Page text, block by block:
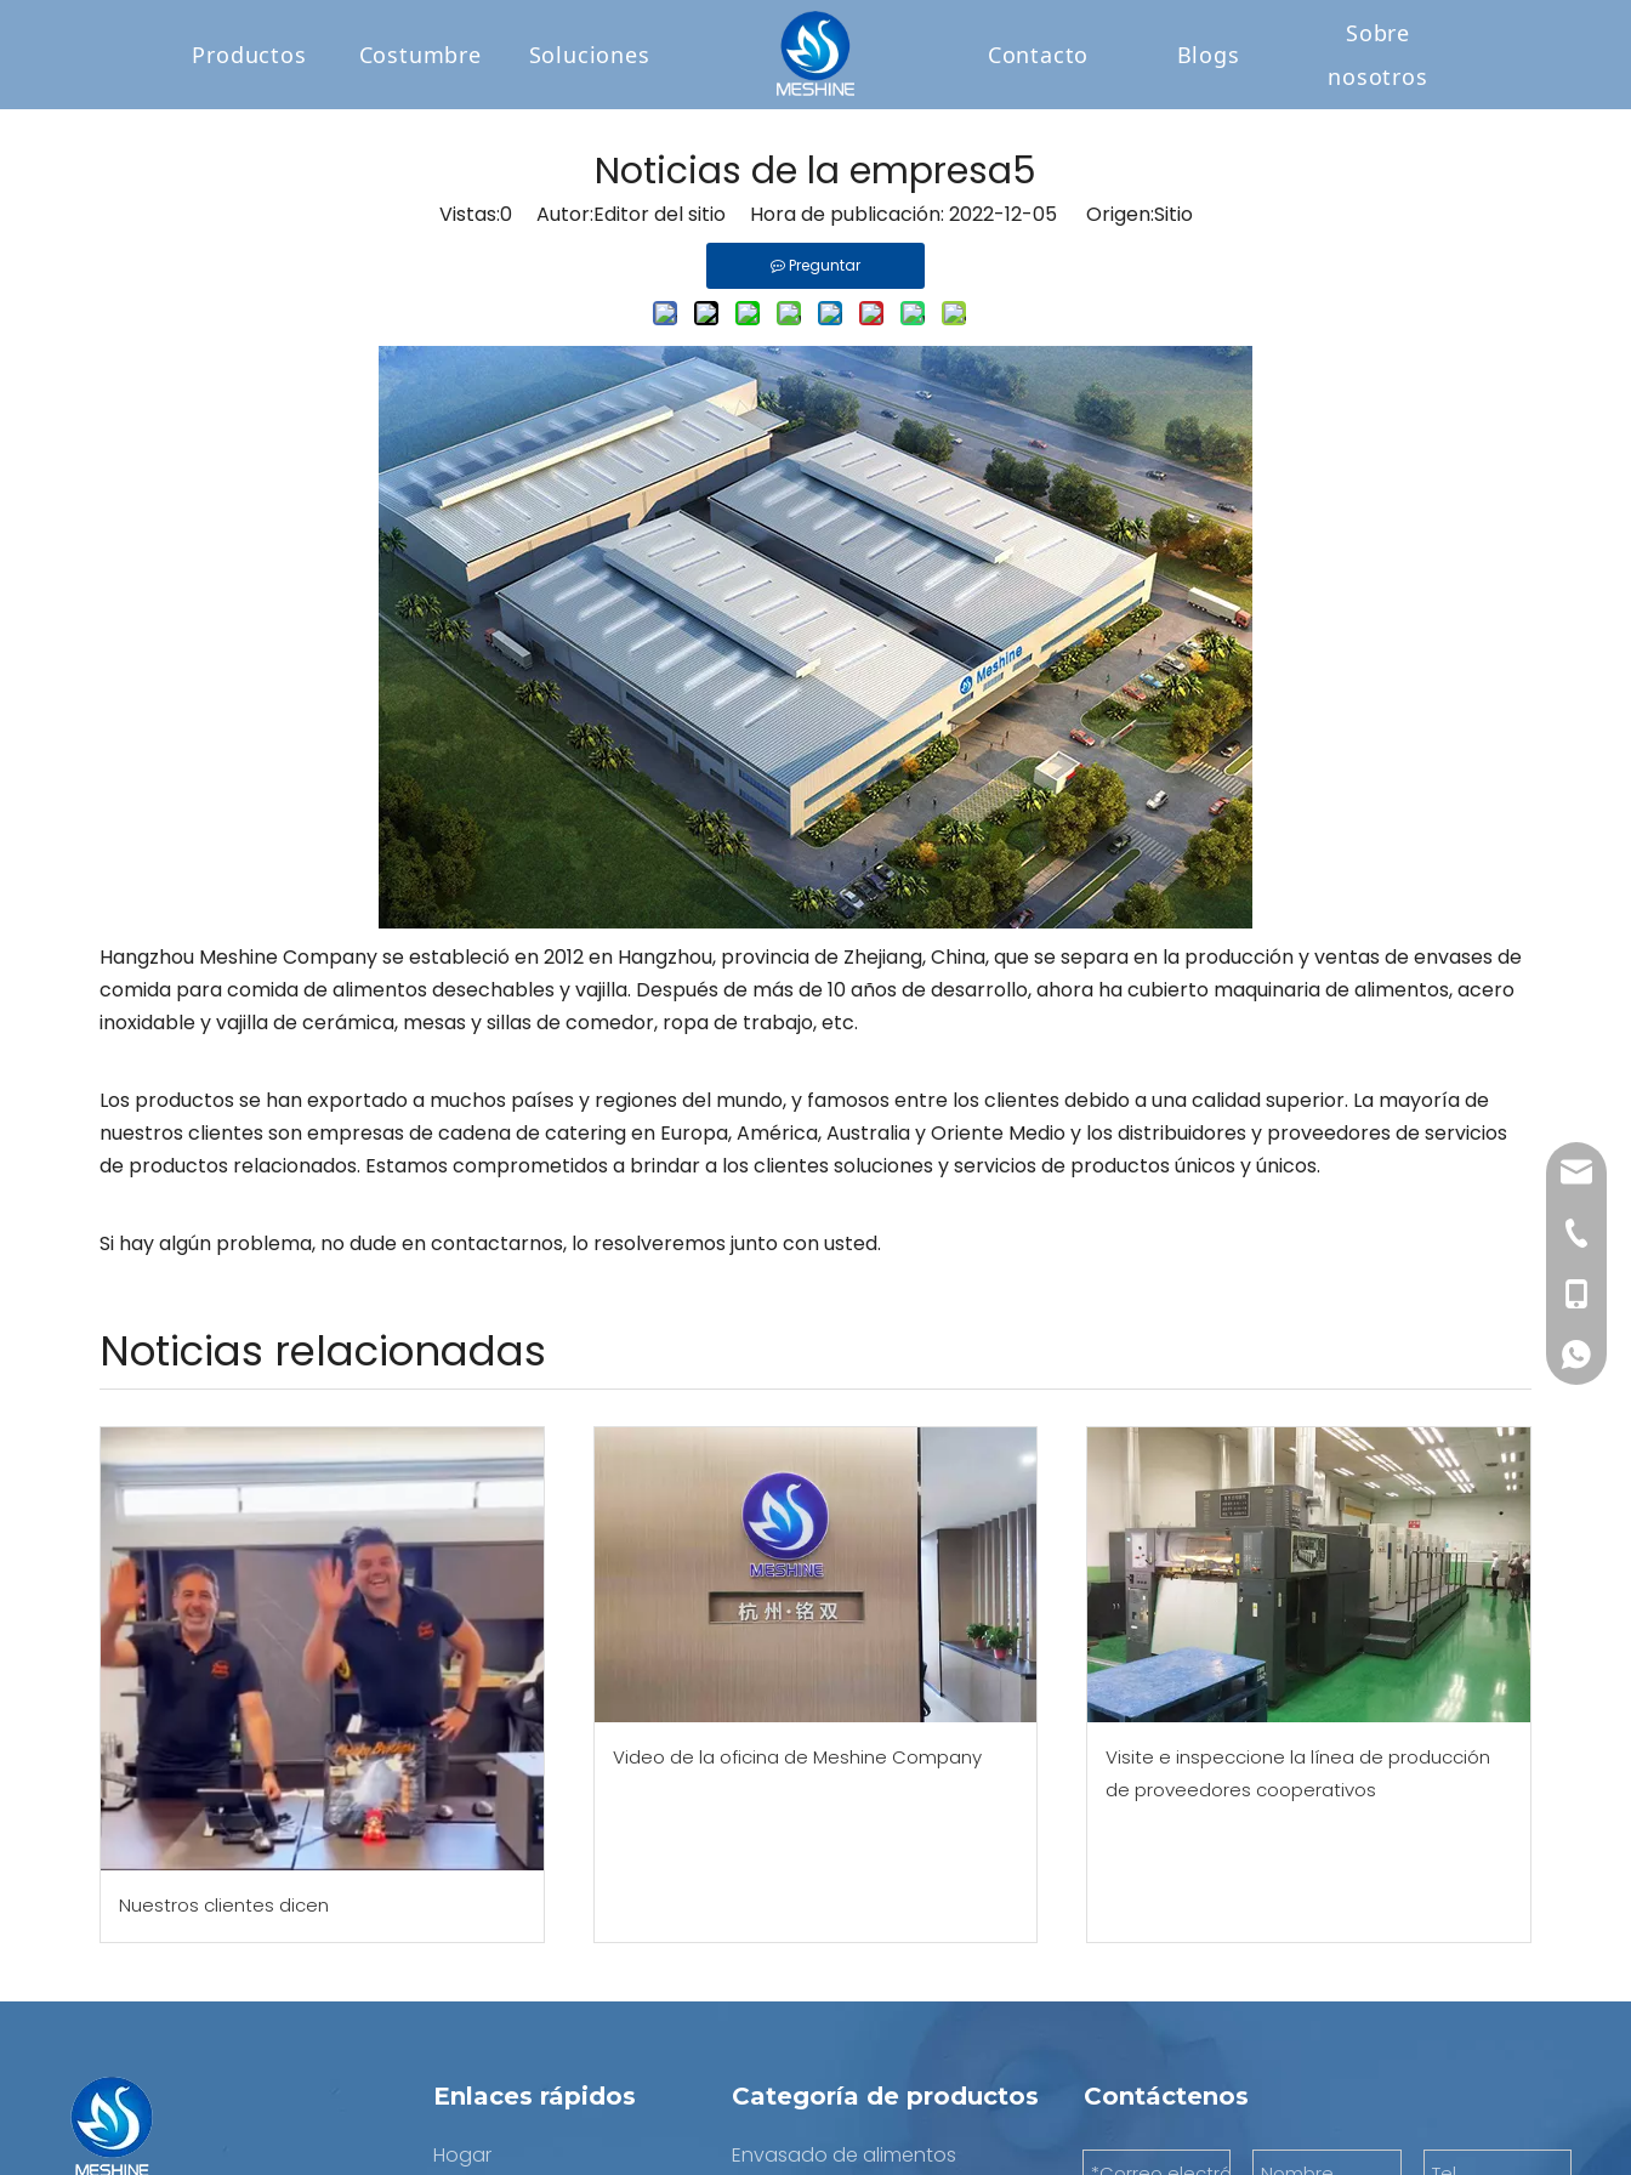
Productos Costumbre Soluciones Contacto Blogs
Sobre
nosotros
Noticias de la empresa5
Vistas:0Autor:Editor del sitio Hora de publicación: 2022-12-05 Origen:Sitio
Preguntar
Hangzhou Meshine Company se estableció en 2012 en Hangzhou, provincia de Zhejiang, China, que se separa en la producción y ventas de envases de
comida para comida de alimentos desechables y vajilla. Después de más de 10 años de desarrollo, ahora ha cubierto maquinaria de alimentos, acero
inoxidable y vajilla de cerámica, mesas y sillas de comedor, ropa de trabajo, etc.
Los productos se han exportado a muchos países y regiones del mundo, y famosos entre los clientes debido a una calidad superior. La mayoría de
nuestros clientes son empresas de cadena de catering en Europa, América, Australia y Oriente Medio y los distribuidores y proveedores de servicios
de productos relacionados. Estamos comprometidos a brindar a los clientes soluciones y servicios de productos únicos y únicos.
Si hay algún problema, no dude en contactarnos, lo resolveremos junto con usted.
Noticias relacionadas
Nuestros clientes dicen
Video de la oficina de Meshine Company
Visite e inspeccione la línea de producción
de proveedores cooperativos
Enlaces rápidos
Hogar
Categoría de productos
Envasado de alimentos
Contáctenos
+86-
+86-